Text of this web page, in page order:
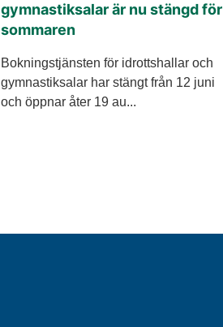
gymnastiksalar är nu stängd för
sommaren
Bokningstjänsten för idrottshallar och
gymnastiksalar har stängt från 12 juni
och öppnar åter 19 au...